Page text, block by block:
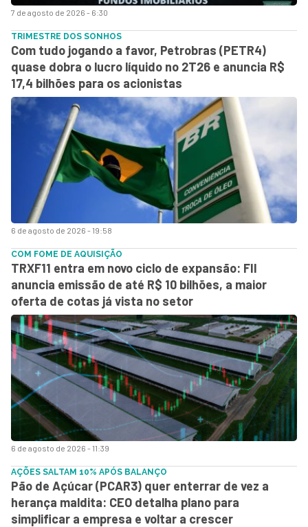
7 de agosto de 2026 - 6:30
6 de agosto de 2026 - 19:58
TRIMESTRE DOS SONHOS
Com tudo jogando a favor, Petrobras (PETR4)
quase dobra o lucro líquido no 2T26 e anuncia R$
17,4 bilhões para os acionistas
6 de agosto de 2026 - 11:39
COM FOME DE AQUISIÇÃO
TRXF11 entra em novo ciclo de expansão: FII
anuncia emissão de até R$ 10 bilhões, a maior
oferta de cotas já vista no setor
AÇÕES SALTAM 10% APÓS BALANÇO
Pão de Açúcar (PCAR3) quer enterrar de vez a
herança maldita: CEO detalha plano para
simplificar a empresa e voltar a crescer